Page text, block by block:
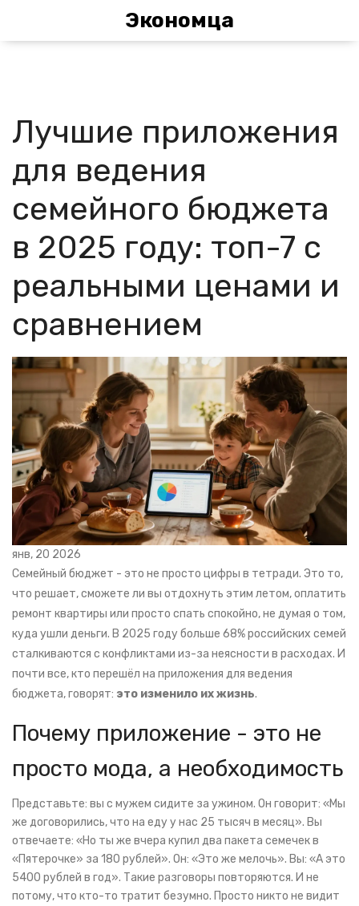
Экономца
Лучшие приложения
для ведения
семейного бюджета
в 2025 году: топ-7 с
реальными ценами и
сравнением
янв, 20 2026
Семейный бюджет - это не просто цифры в тетради. Это то,
что решает, сможете ли вы отдохнуть этим летом, оплатить
ремонт квартиры или просто спать спокойно, не думая о том,
куда ушли деньги. В 2025 году больше 68% российских семей
сталкиваются с конфликтами из-за неясности в расходах. И
почти все, кто перешёл на приложения для ведения
бюджета, говорят: это изменило их жизнь.
Почему приложение - это не
просто мода, а необходимость
Представьте: вы с мужем сидите за ужином. Он говорит: «Мы
же договорились, что на еду у нас 25 тысяч в месяц». Вы
отвечаете: «Но ты же вчера купил два пакета семечек в
«Пятерочке» за 180 рублей». Он: «Это же мелочь». Вы: «А это
5400 рублей в год». Такие разговоры повторяются. И не
потому, что кто-то тратит безумно. Просто никто не видит